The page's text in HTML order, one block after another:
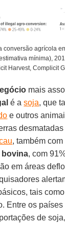
conversão agrícola
mínima),
Harvest, Complicit
mais
é asoja, que
e outros
, também
bovina, com
em áreas
tais
Entre os
de